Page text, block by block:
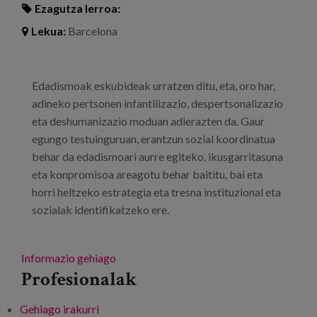
Ezagutza lerroa:
Lekua: Barcelona
Edadismoak eskubideak urratzen ditu, eta, oro har,
adineko pertsonen infantilizazio, despertsonalizazio
eta deshumanizazio moduan adierazten da. Gaur
egungo testuinguruan, erantzun sozial koordinatua
behar da edadismoari aurre egiteko, ikusgarritasuna
eta konpromisoa areagotu behar baititu, bai eta
horri heltzeko estrategia eta tresna instituzional eta
sozialak identifikatzeko ere.
Informazio gehiago
Profesionalak
Gehiago irakurri